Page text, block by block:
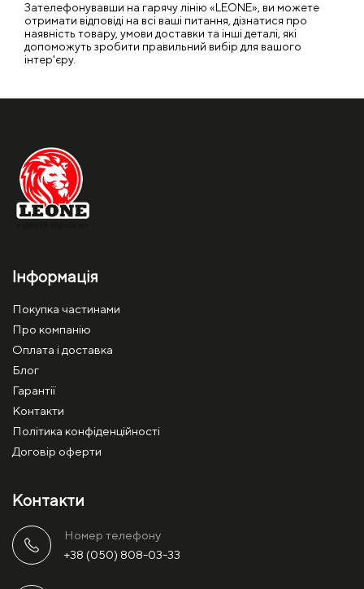
Зателефонувавши на гарячу лінію «LEONE», ви можете
отримати відповіді на всі ваші питання, дізнатися про
наявність товару, умови доставки та інші деталі, які
допоможуть зробити правильний вибір для вашого
інтер'єру.
Інформація
Покупка частинами
Про компанію
Оплата і доставка
Блог
Гарантії
Контакти
Політика конфіденційності
Договір оферти
Контакти
Номер телефону
+38 (050) 808-03-33